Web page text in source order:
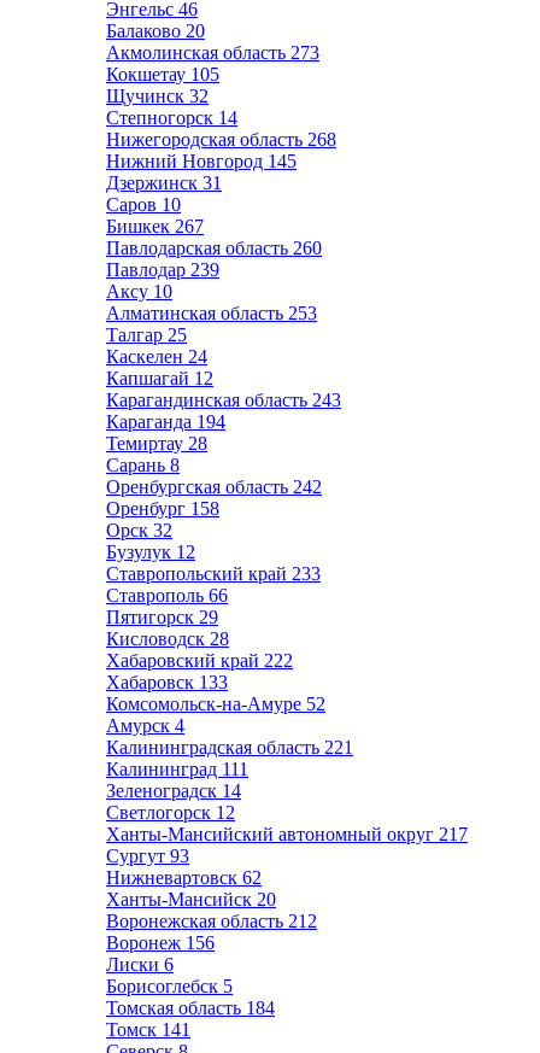
Энгельс 46
Балаково 20
Акмолинская область 273
Кокшетау 105
Щучинск 32
Степногорск 14
Нижегородская область 268
Нижний Новгород 145
Дзержинск 31
Саров 10
Бишкек 267
Павлодарская область 260
Павлодар 239
Аксу 10
Алматинская область 253
Талгар 25
Каскелен 24
Капшагай 12
Карагандинская область 243
Караганда 194
Темиртау 28
Сарань 8
Оренбургская область 242
Оренбург 158
Орск 32
Бузулук 12
Ставропольский край 233
Ставрополь 66
Пятигорск 29
Кисловодск 28
Хабаровский край 222
Хабаровск 133
Комсомольск-на-Амуре 52
Амурск 4
Калининградская область 221
Калининград 111
Зеленоградск 14
Светлогорск 12
Ханты-Мансийский автономный округ 217
Сургут 93
Нижневартовск 62
Ханты-Мансийск 20
Воронежская область 212
Воронеж 156
Лиски 6
Борисоглебск 5
Томская область 184
Томск 141